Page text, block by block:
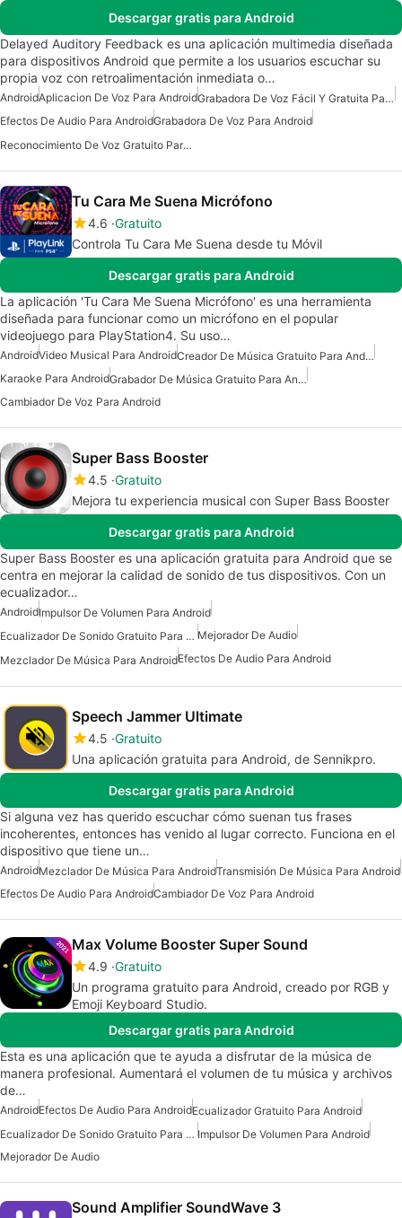
Descargar gratis para Android
Delayed Auditory Feedback es una aplicación multimedia diseñada
para dispositivos Android que permite a los usuarios escuchar su
propia voz con retroalimentación inmediata o…
AndroidAplicacion De Voz Para Android
Grabadora De Voz Fácil Y Gratuita Para Android
Efectos De Audio Para AndroidGrabadora De Voz Para Android
Reconocimiento De Voz Gratuito Para Android
Tu Cara Me Suena Micrófono
4.6 Gratuito
Controla Tu Cara Me Suena desde tu Móvil
Descargar gratis para Android
La aplicación 'Tu Cara Me Suena Micrófono' es una herramienta
diseñada para funcionar como un micrófono en el popular
videojuego para PlayStation4. Su uso…
AndroidVideo Musical Para Android
Creador De Música Gratuito Para Android
Karaoke Para Android
Grabador De Música Gratuito Para Android
Cambiador De Voz Para Android
Super Bass Booster
4.5 Gratuito
Mejora tu experiencia musical con Super Bass Booster
Descargar gratis para Android
Super Bass Booster es una aplicación gratuita para Android que se
centra en mejorar la calidad de sonido de tus dispositivos. Con un
ecualizador…
AndroidImpulsor De Volumen Para Android
Ecualizador De Sonido Gratuito Para Android Mejorador De Audio
Mezclador De Música Para AndroidEfectos De Audio Para Android
Speech Jammer Ultimate
4.5 Gratuito
Una aplicación gratuita para Android, de Sennikpro.
Descargar gratis para Android
Si alguna vez has querido escuchar cómo suenan tus frases
incoherentes, entonces has venido al lugar correcto. Funciona en el
dispositivo que tiene un…
AndroidMezclador De Música Para AndroidTransmisión De Música Para Android
Efectos De Audio Para AndroidCambiador De Voz Para Android
Max Volume Booster Super Sound
4.9 Gratuito
Un programa gratuito para Android, creado por RGB y
Emoji Keyboard Studio.
Descargar gratis para Android
Esta es una aplicación que te ayuda a disfrutar de la música de
manera profesional. Aumentará el volumen de tu música y archivos
de…
AndroidEfectos De Audio Para AndroidEcualizador Gratuito Para Android
Ecualizador De Sonido Gratuito Para Android Impulsor De Volumen Para Android
Mejorador De Audio
Sound Amplifier SoundWave 3